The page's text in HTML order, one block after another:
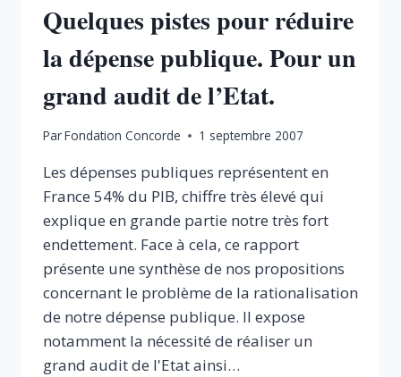
Quelques pistes pour réduire
la dépense publique. Pour un
grand audit de l’Etat.
ParFondation Concorde 1 septembre 2007
Les dépenses publiques représentent en
France 54% du PIB, chiffre très élevé qui
explique en grande partie notre très fort
endettement. Face à cela, ce rapport
présente une synthèse de nos propositions
concernant le problème de la rationalisation
de notre dépense publique. Il expose
notamment la nécessité de réaliser un
grand audit de l'Etat ainsi…